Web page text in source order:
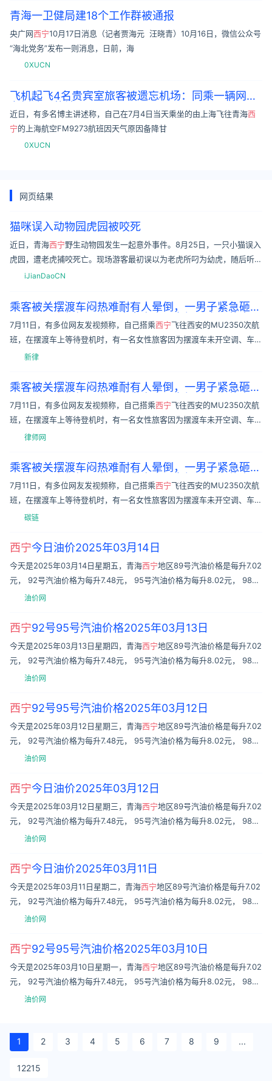
青海一卫健局建18个工作群被通报
央广网西宁10月17日消息（记者贾海元 汪晓青）10月16日，微信公众号
“海北党务”发布一则消息，日前，海
0XUCN
飞机起飞4名贵宾室旅客被遗忘机场：同乘一辆网约
近日，有多名博主讲述称，自己在7月4日当天乘坐的由上海飞往青海西
宁的上海航空FM9273航班因天气原因备降甘
0XUCN
网页结果
猫咪误入动物园虎园被咬死
近日，青海西宁野生动物园发生一起意外事件。8月25日，一只小猫误入
虎园，遭老虎捕咬死亡。现场游客最初误以为老虎所叼为幼虎，随后听到
猫叫声才确认其身份。8月26日，潇湘晨报记者就此事联系
iJianDaoCN
乘客被关摆渡车闷热难耐有人晕倒，一男子紧急砸窗
常
7月11日，有多位网友发视频称，自己搭乘西宁飞往西安的MU2350次航
班，在摆渡车上等待登机时，有一名女性旅客因为摆渡车未开空调、车门
长时间紧闭而晕倒，紧急情况下，另一名男性旅客用应急锤将摆渡车的车
新律
乘客被关摆渡车闷热难耐有人晕倒，一男子紧急砸窗
常
7月11日，有多位网友发视频称，自己搭乘西宁飞往西安的MU2350次航
班，在摆渡车上等待登机时，有一名女性旅客因为摆渡车未开空调、车门
长时间紧闭而晕倒，紧急情况下，另一名男性旅客用应急锤将摆渡车的车
律师网
乘客被关摆渡车闷热难耐有人晕倒，一男子紧急砸窗
常
7月11日，有多位网友发视频称，自己搭乘西宁飞往西安的MU2350次航
班，在摆渡车上等待登机时，有一名女性旅客因为摆渡车未开空调、车门
长时间紧闭而晕倒，紧急情况下，另一名男性旅客用应急锤将摆渡车的车
碳链
西宁今日油价2025年03月14日
今天是2025年03月14日星期五，青海西宁地区89号汽油价格是每升7.02
元， 92号汽油价格为每升7.48元， 95号汽油价格为每升8.02元， 98号
汽油价格为每升8.73元， 0号柴油价格为每
油价网
西宁92号95号汽油价格2025年03月13日
今天是2025年03月13日星期四，青海西宁地区89号汽油价格是每升7.02
元， 92号汽油价格为每升7.48元， 95号汽油价格为每升8.02元， 98号
汽油价格为每升8.73元， 0号柴油价格为每
油价网
西宁92号95号汽油价格2025年03月12日
今天是2025年03月12日星期三，青海西宁地区89号汽油价格是每升7.02
元， 92号汽油价格为每升7.48元， 95号汽油价格为每升8.02元， 98号
汽油价格为每升8.73元， 0号柴油价格为每
油价网
西宁今日油价2025年03月12日
今天是2025年03月12日星期三，青海西宁地区89号汽油价格是每升7.02
元， 92号汽油价格为每升7.48元， 95号汽油价格为每升8.02元， 98号
汽油价格为每升8.73元， 0号柴油价格为每
油价网
西宁今日油价2025年03月11日
今天是2025年03月11日星期二，青海西宁地区89号汽油价格是每升7.02
元， 92号汽油价格为每升7.48元， 95号汽油价格为每升8.02元， 98号
汽油价格为每升8.73元， 0号柴油价格为每
油价网
西宁92号95号汽油价格2025年03月10日
今天是2025年03月10日星期一，青海西宁地区89号汽油价格是每升7.02
元， 92号汽油价格为每升7.48元， 95号汽油价格为每升8.02元， 98号
汽油价格为每升8.73元， 0号柴油价格为每
油价网
1 2 3 4 5 6 7 8 9 ...
12215